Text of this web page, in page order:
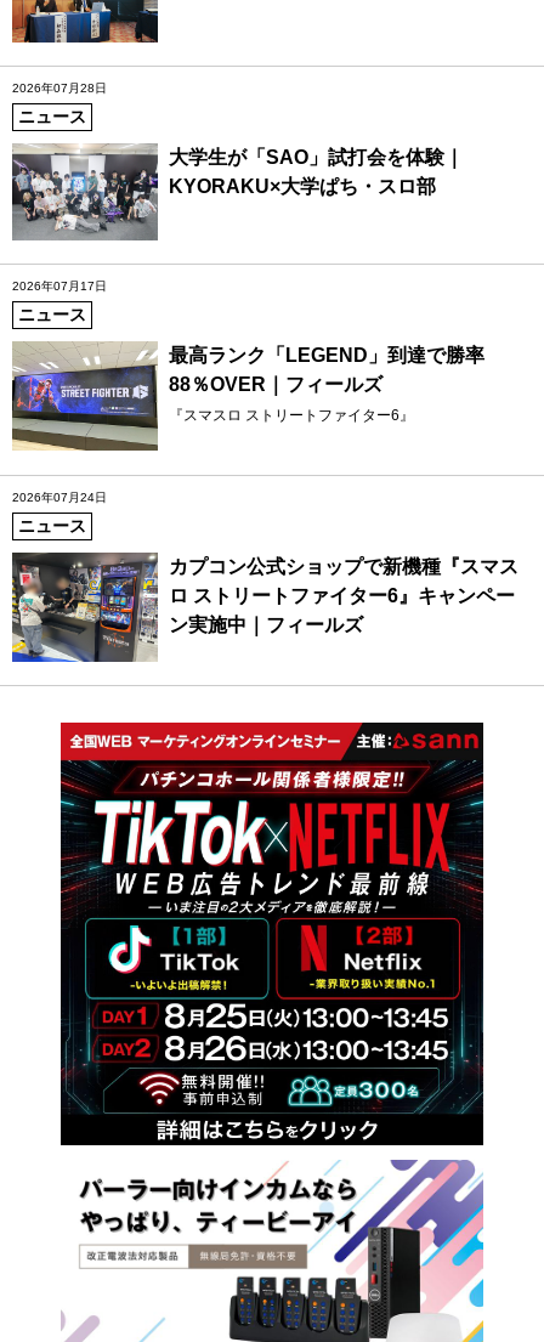
2026年07月28日
ニュース
大学生が「SAO」試打会を体験｜
KYORAKU×大学ぱち・スロ部
2026年07月17日
ニュース
最高ランク「LEGEND」到達で勝率
88％OVER｜フィールズ
『スマスロ ストリートファイター6』
2026年07月24日
ニュース
カプコン公式ショップで新機種『スマス
ロ ストリートファイター6』キャンペー
ン実施中｜フィールズ